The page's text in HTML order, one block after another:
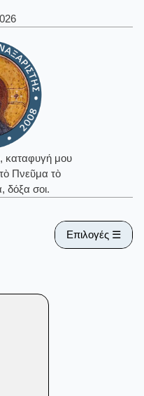
καταφυγή μου
Πνεῦμα τὸ
δόξα σοι.
Επιλογές ☰